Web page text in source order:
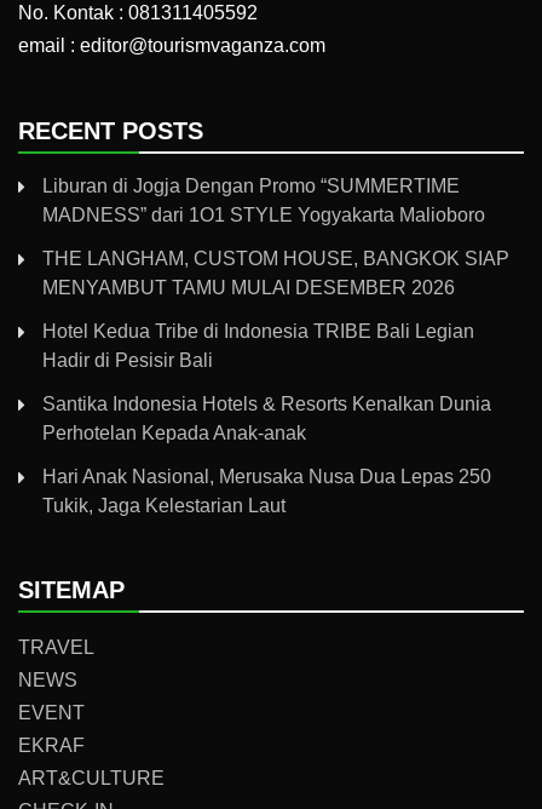
No. Kontak : 081311405592
email : editor@tourismvaganza.com
RECENT POSTS
Liburan di Jogja Dengan Promo “SUMMERTIME
MADNESS” dari 1O1 STYLE Yogyakarta Malioboro
THE LANGHAM, CUSTOM HOUSE, BANGKOK SIAP
MENYAMBUT TAMU MULAI DESEMBER 2026
Hotel Kedua Tribe di Indonesia TRIBE Bali Legian
Hadir di Pesisir Bali
Santika Indonesia Hotels & Resorts Kenalkan Dunia
Perhotelan Kepada Anak-anak
Hari Anak Nasional, Merusaka Nusa Dua Lepas 250
Tukik, Jaga Kelestarian Laut
SITEMAP
TRAVEL
NEWS
EVENT
EKRAF
ART&CULTURE